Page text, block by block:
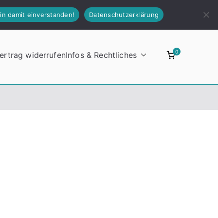
widerrufenInfos & Rechtliches 0
damit einverstanden! Datenschutzerklärung